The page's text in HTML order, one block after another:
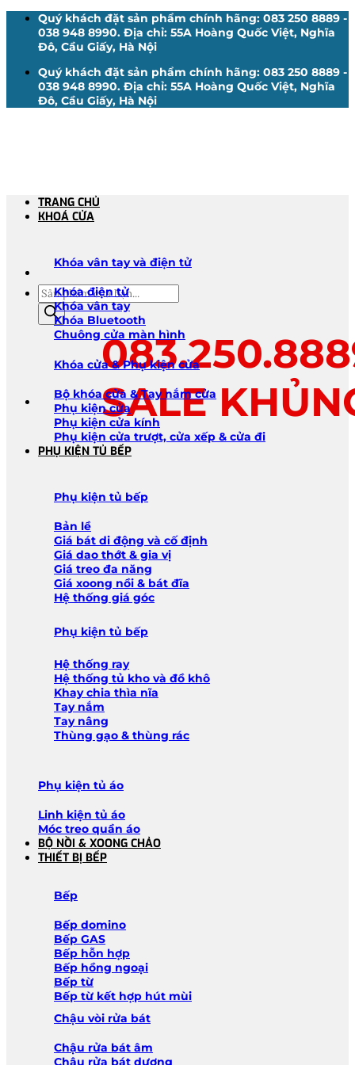
Quý khách đặt sản phẩm chính hãng: 083 250 8889 -
038 948 8990. Địa chỉ: 55A Hoàng Quốc Việt, Nghĩa
Đô, Cầu Giấy, Hà Nội
Quý khách đặt sản phẩm chính hãng: 083 250 8889 -
038 948 8990. Địa chỉ: 55A Hoàng Quốc Việt, Nghĩa
Đô, Cầu Giấy, Hà Nội
Tìm
kiếm
sản
phẩm
SALE
TRANG CHỦ
KHOÁ CỬA
Khóa vân tay và điện tử
Khóa điện tử
Khóa vân tay
Khóa Bluetooth
Chuông cửa màn hình
Khóa cửa & Phụ kiện cửa
Bộ khóa cửa & Tay nắm cửa
Phụ kiện cửa
Phụ kiện cửa kính
Phụ kiện cửa trượt, cửa xếp & cửa đi
PHỤ KIỆN TỦ BẾP
Phụ kiện tủ bếp
Bản lề
Giá bát di động và cố định
Giá dao thớt & gia vị
Giá treo đa năng
Giá xoong nồi & bát đĩa
Hệ thống giá góc
Phụ kiện tủ bếp
Hệ thống ray
Hệ thống tủ kho và đồ khô
Khay chia thìa nĩa
Tay nắm
Tay nâng
Thùng gạo & thùng rác
Phụ kiện tủ áo
Linh kiện tủ áo
Móc treo quần áo
BỘ NỒI & XOONG CHẢO
THIẾT BỊ BẾP
Bếp
Bếp domino
Bếp GAS
Bếp hỗn hợp
Bếp hồng ngoại
Bếp từ
Bếp từ kết hợp hút mùi
Chậu vòi rửa bát
Chậu rửa bát âm
Chậu rửa bát dương